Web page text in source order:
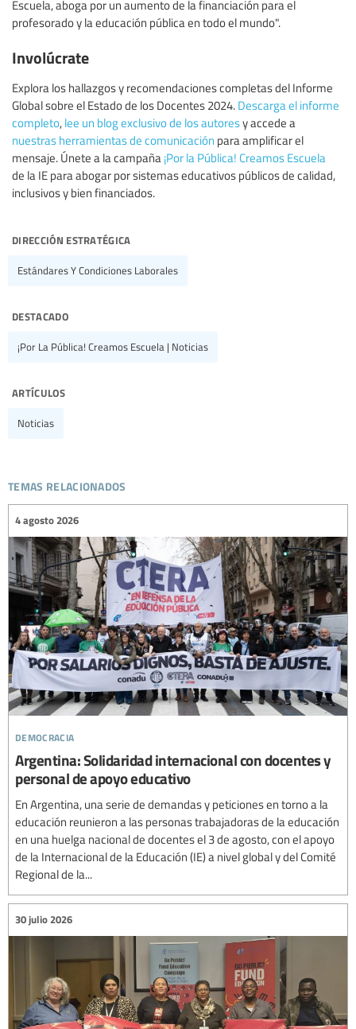
Escuela, aboga por un aumento de la financiación para el
profesorado y la educación pública en todo el mundo".
Involúcrate
Explora los hallazgos y recomendaciones completas del Informe
Global sobre el Estado de los Docentes 2024. Descarga el informe
completo, lee un blog exclusivo de los autoresy accede a
nuestras herramientas de comunicación para amplificar el
mensaje. Únete a la campaña ¡Por la Pública! Creamos Escuela
de la IE para abogar por sistemas educativos públicos de calidad,
inclusivos y bien financiados.
dirección estratégica
Estándares Y Condiciones Laborales
destacado
¡Por La Pública! Creamos Escuela | Noticias
artículos
Noticias
temas relacionados
democracia
4 agosto 2026
Argentina: Solidaridad internacional con docentes y
personal de apoyo educativo
En Argentina, una serie de demandas y peticiones en torno a la
educación reunieron a las personas trabajadoras de la educación
en una huelga nacional de docentes el 3 de agosto, con el apoyo
de la Internacional de la Educación (IE) a nivel global y del Comité
Regional de la...
30 julio 2026